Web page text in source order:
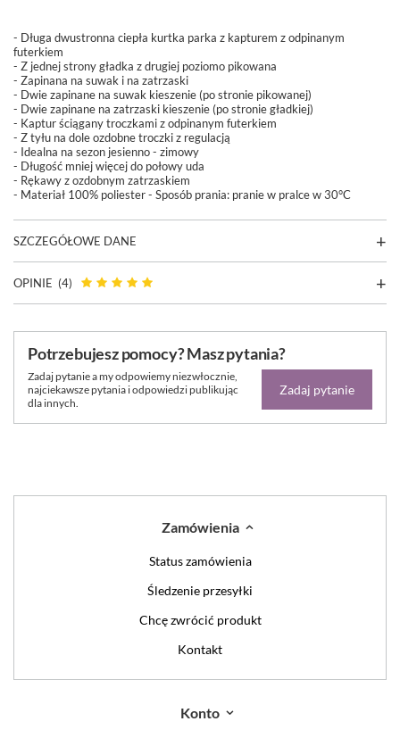
- Długa dwustronna ciepła kurtka parka z kapturem z odpinanym
futerkiem
- Z jednej strony gładka z drugiej poziomo pikowana
- Zapinana na suwak i na zatrzaski
- Dwie zapinane na suwak kieszenie (po stronie pikowanej)
- Dwie zapinane na zatrzaski kieszenie (po stronie gładkiej)
- Kaptur ściągany troczkami z odpinanym futerkiem
- Z tyłu na dole ozdobne troczki z regulacją
- Idealna na sezon jesienno - zimowy
- Długość mniej więcej do połowy uda
- Rękawy z ozdobnym zatrzaskiem
- Materiał 100% poliester - Sposób prania: pranie w pralce w 30°C
SZCZEGÓŁOWE DANE
OPINIE (4)
Potrzebujesz pomocy? Masz pytania?
Zadaj pytanie a my odpowiemy niezwłocznie,
najciekawsze pytania i odpowiedzi publikując
dla innych.
Zadaj pytanie
Zamówienia
Status zamówienia
Śledzenie przesyłki
Chcę zwrócić produkt
Kontakt
Konto